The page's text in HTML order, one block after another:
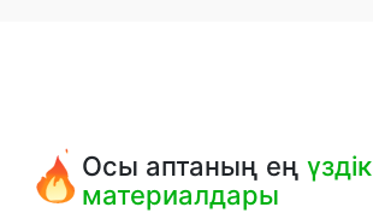
Осы аптаның еңүздік
материалдары